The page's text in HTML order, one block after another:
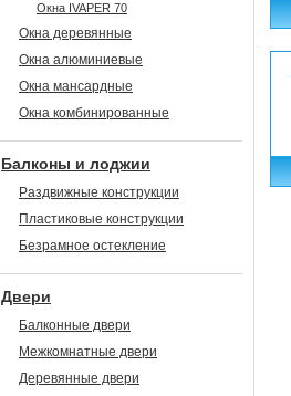
Окна IVAPER 70
Окна деревянные
Окна алюминиевые
Окна мансардные
Окна комбинированные
Балконы и лоджии
Раздвижные конструкции
Пластиковые конструкции
Безрамное остекление
Двери
Балконные двери
Межкомнатные двери
Деревянные двери